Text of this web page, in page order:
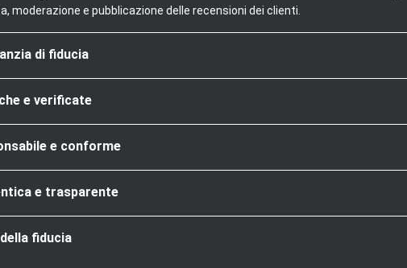
moderazione e pubblicazione delle recensioni dei clienti.
di fiducia
e verificate
e conforme
e trasparente
fiducia